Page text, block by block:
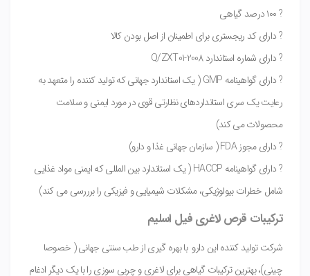
? ۱۰۰ درصد گیاهی
? دارای کد ریجستری برای اطمینان از اصل بودن کالا
? دارای شماره استاندارد Q/ZXT01-2008
? دارای گواهینامه GMP ( یک استاندارد جهانی که تولید کننده را متعهد به
رعایت یک سری استانداردهای نظارتی قوی در مورد ایمنی و سلامت
محصولات می کند)
? دارای مجوز FDA ( سازمان جهانی غذا و دارو)
? دارای گواهینامه HACCP ( یک استاندارد بین المللی که ایمنی مواد غذایی
شامل خطرات بیولوژیکی، مشکلات شیمیایی و فیزیکی را برررسی می کند)
ترکیبات قرص لاغری فیل اسلیم
شرکت تولید کننده این دارو با بهره گیری از طب سنتی جهانی ( خصوصا
چینی)، بهترین ترکیبات گیاهی برای لاغری و چربی سوزی را با یک دیگر ادغام